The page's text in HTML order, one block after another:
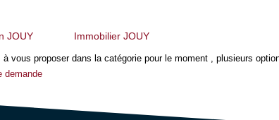
JOUY Immobilier JOUY
à vous proposer dans la catégorie pour le moment , plusieurs
demande